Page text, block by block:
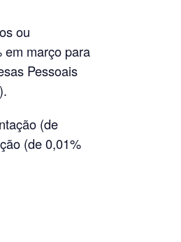
ou
em março para
Pessoais
(de
(de 0,01%